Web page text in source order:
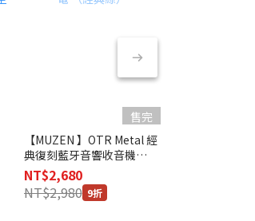
售完
【MUZEN 】OTR Metal 經
典復刻藍牙音響收音機
2026 全面升級 Type-C 充
電 （經典綠）
NT$2,680
NT$2,980 9折